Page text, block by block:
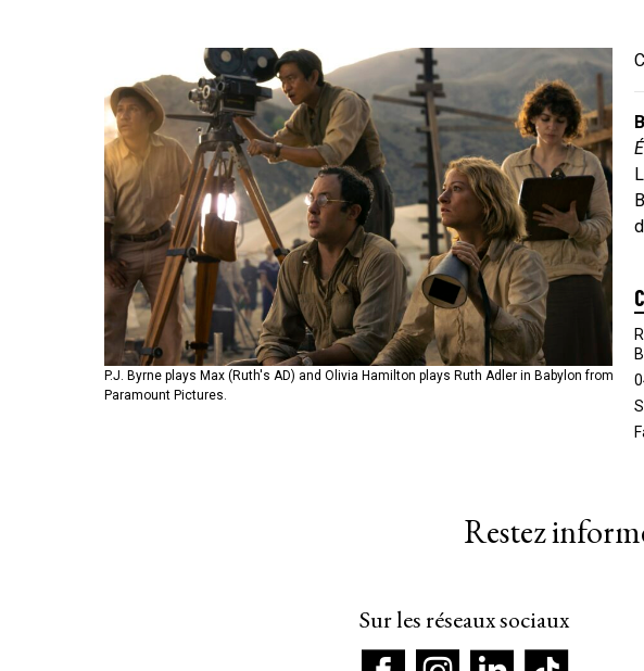
P.J. Byrne plays Max (Ruth's AD) and Olivia Hamilton plays Ruth Adler in Babylon from
Paramount Pictures.
Diego Calva plays Manny Torres and Margot Robbie plays Nellie LaRoy in Babylon
from Paramount Pictures.
Restez
Sur les réseaux sociaux